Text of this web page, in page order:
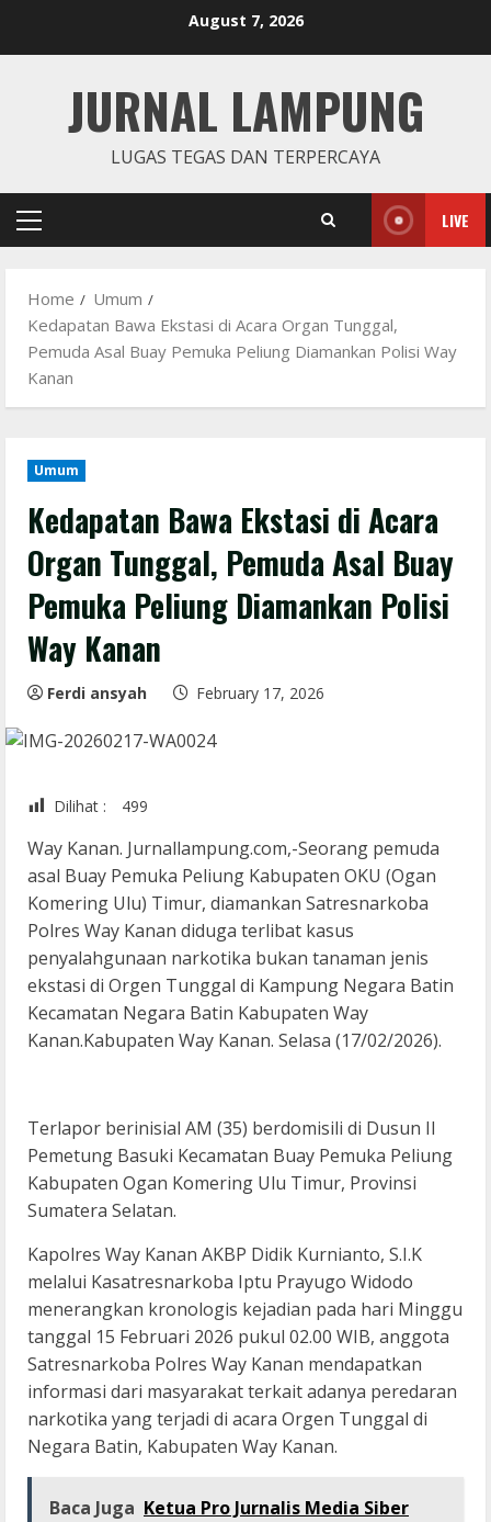
August 7, 2026
JURNAL LAMPUNG
LUGAS TEGAS DAN TERPERCAYA
Primary
LIVE
Home
Umum
Kedapatan Bawa Ekstasi di Acara Organ Tunggal,
Pemuda Asal Buay Pemuka Peliung Diamankan Polisi Way
Kanan
Umum
Kedapatan Bawa Ekstasi di Acara
Organ Tunggal, Pemuda Asal Buay
Pemuka Peliung Diamankan Polisi
Way Kanan
Ferdi ansyah February 17, 2026
Dilihat : 499
Way Kanan. Jurnallampung.com,-Seorang pemuda
asal Buay Pemuka Peliung Kabupaten OKU (Ogan
Komering Ulu) Timur, diamankan Satresnarkoba
Polres Way Kanan diduga terlibat kasus
penyalahgunaan narkotika bukan tanaman jenis
ekstasi di Orgen Tunggal di Kampung Negara Batin
Kecamatan Negara Batin Kabupaten Way
Kanan.Kabupaten Way Kanan. Selasa (17/02/2026).
Terlapor berinisial AM (35) berdomisili di Dusun II
Pemetung Basuki Kecamatan Buay Pemuka Peliung
Kabupaten Ogan Komering Ulu Timur, Provinsi
Sumatera Selatan.
Kapolres Way Kanan AKBP Didik Kurnianto, S.I.K
melalui Kasatresnarkoba Iptu Prayugo Widodo
menerangkan kronologis kejadian pada hari Minggu
tanggal 15 Februari 2026 pukul 02.00 WIB, anggota
Satresnarkoba Polres Way Kanan mendapatkan
informasi dari masyarakat terkait adanya peredaran
narkotika yang terjadi di acara Orgen Tunggal di
Negara Batin, Kabupaten Way Kanan.
Baca Juga Ketua Pro Jurnalis Media Siber